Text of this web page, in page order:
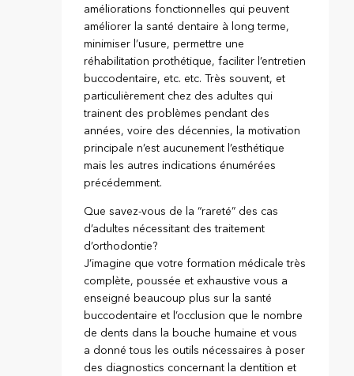
améliorations fonctionnelles qui peuvent
améliorer la santé dentaire à long terme,
minimiser l’usure, permettre une
réhabilitation prothétique, faciliter l’entretien
buccodentaire, etc. etc. Très souvent, et
particulièrement chez des adultes qui
trainent des problèmes pendant des
années, voire des décennies, la motivation
principale n’est aucunement l’esthétique
mais les autres indications énumérées
précédemment.
Que savez-vous de la “rareté” des cas
d’adultes nécessitant des traitement
d’orthodontie?
J’imagine que votre formation médicale très
complète, poussée et exhaustive vous a
enseigné beaucoup plus sur la santé
buccodentaire et l’occlusion que le nombre
de dents dans la bouche humaine et vous
a donné tous les outils nécessaires à poser
des diagnostics concernant la dentition et